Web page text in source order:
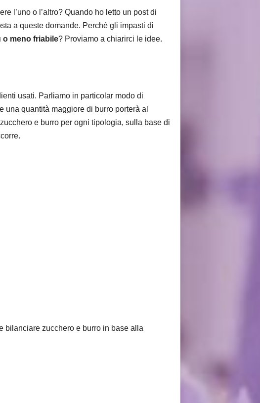
l’uno o l’altro? Quando ho letto un post di
a queste domande. Perché gli impasti di
o meno friabile? Proviamo a chiarirci le idee.
usati. Parliamo in particolar modo di
quantità maggiore di burro porterà al
e burro per ogni tipologia, sulla base di
bilanciare zucchero e burro in base alla